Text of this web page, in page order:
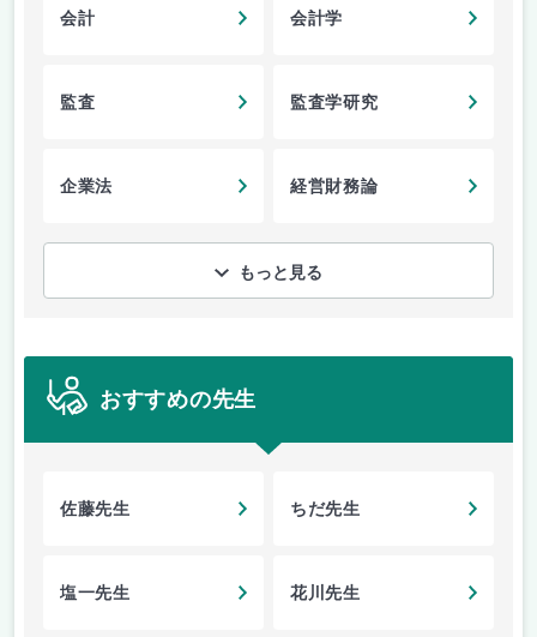
会計 会計学
監査 監査学研究
企業法 経営財務論
もっと見る
おすすめの先生
佐藤先生 ちだ先生
塩一先生 花川先生